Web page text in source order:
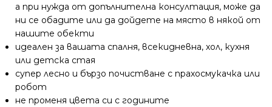
а при нужда от допълнителна консултация, може да
ни се обадите или да дойдете на място в някой от
нашите обекти
идеален за вашата спалня, всекидневна, хол, кухня
или детска стая
супер лесно и бързо почистване с прахосмукачка или
робот
не променя цвета си с годините